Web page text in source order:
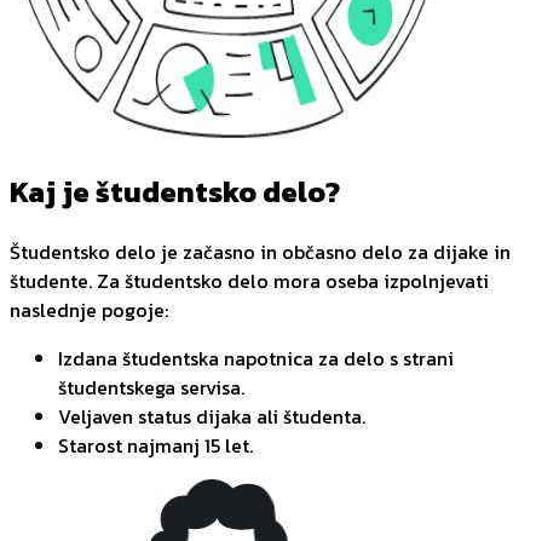
Kaj je študentsko delo?
Študentsko delo je začasno in občasno delo za dijake in
študente. Za študentsko delo mora oseba izpolnjevati
naslednje pogoje:
Izdana študentska napotnica za delo s strani
študentskega servisa.
Veljaven status dijaka ali študenta.
Starost najmanj 15 let.